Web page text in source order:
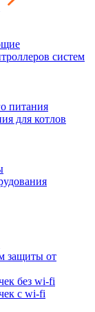
систем
питания
для котлов
защиты от
без wi-fi
с wi-fi